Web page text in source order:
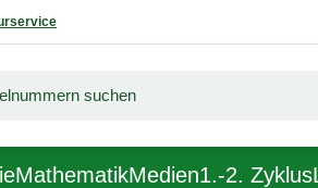
MathematikMedien1.-2. Zyklus